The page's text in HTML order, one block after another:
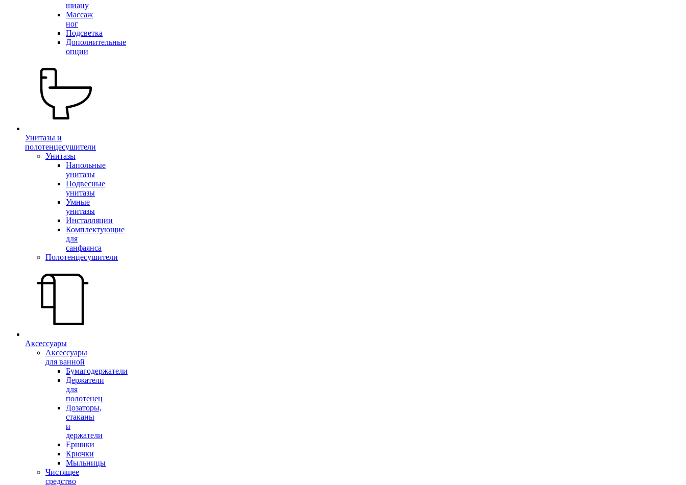
шиацу
Массаж
ног
Подсветка
Дополнительные
опции
Унитазы и
полотенцесушители
Унитазы
Напольные
унитазы
Подвесные
унитазы
Умные
унитазы
Инсталляции
Комплектующие
для
санфаянса
Полотенцесушители
Аксессуары
Аксессуары
для ванной
Бумагодержатели
Держатели
для
полотенец
Дозаторы,
стаканы
и
держатели
Ершики
Крючки
Мыльницы
Чистящее
средство